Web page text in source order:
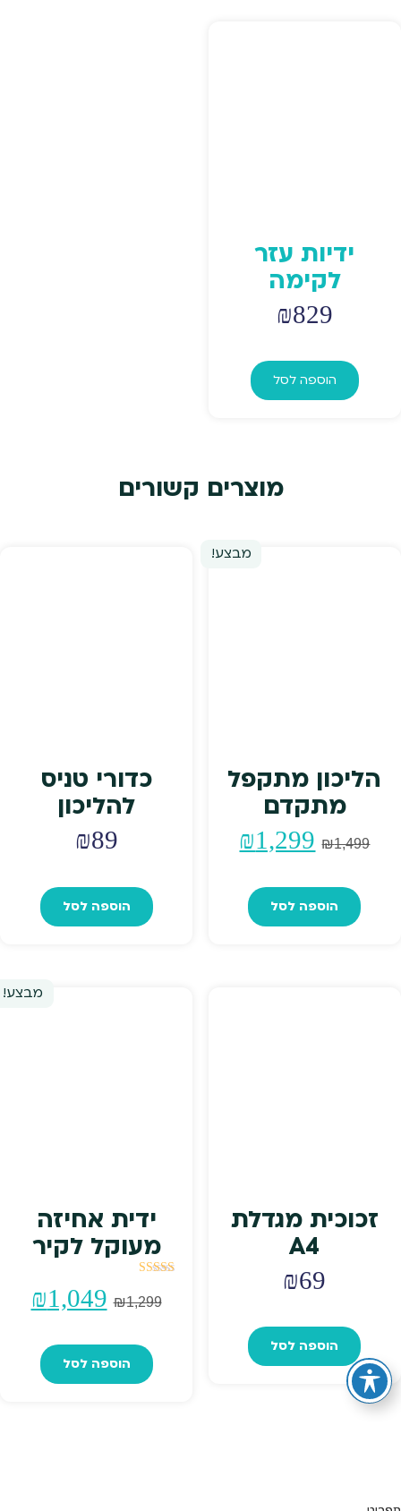
ידיות עזר
לקימה
₪829
הוספה לסל
מוצרים קשורים
מבצע!
הליכון מתקפל
מתקדם
₪1,499
המחיר
היה:
₪1,299 המחיר
הוספה לסל
כדורי טניס
להליכון
₪89
הוספה לסל
זכוכית מגדלת
A4
₪69
הוספה לסל
מבצע!
ידית אחיזה
מעוקל לקיר
5.00
מתוך 5 ₪1,299
המחיר
היה:
₪1,049
הוספה לסל